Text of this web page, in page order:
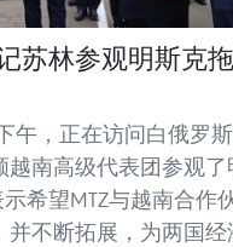
苏林参观明斯克
午，正在访问白俄罗
越南高级代表团参观
希望MTZ与越南合作
并不断拓展，为两国经